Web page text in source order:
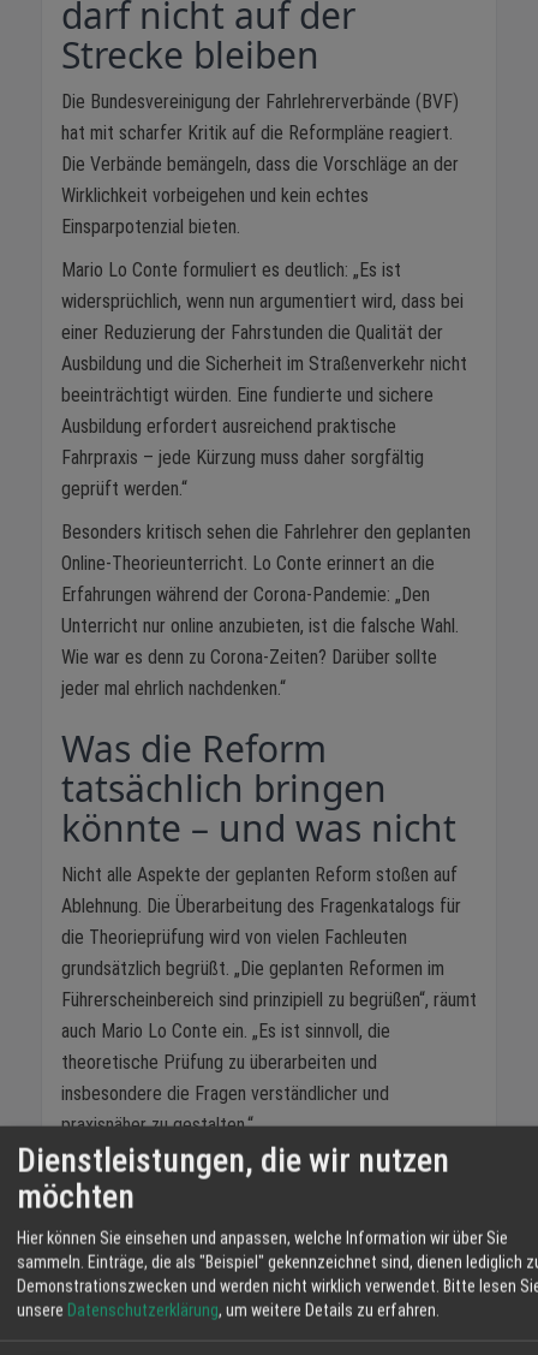
darf nicht auf der
Strecke bleiben
Die Bundesvereinigung der Fahrlehrerverbände (BVF)
hat mit scharfer Kritik auf die Reformpläne reagiert.
Die Verbände bemängeln, dass die Vorschläge an der
Wirklichkeit vorbeigehen und kein echtes
Einsparpotenzial bieten.
Mario Lo Conte formuliert es deutlich: „Es ist
widersprüchlich, wenn nun argumentiert wird, dass bei
einer Reduzierung der Fahrstunden die Qualität der
Ausbildung und die Sicherheit im Straßenverkehr nicht
beeinträchtigt würden. Eine fundierte und sichere
Ausbildung erfordert ausreichend praktische
Fahrpraxis – jede Kürzung muss daher sorgfältig
geprüft werden.“
Besonders kritisch sehen die Fahrlehrer den geplanten
Online-Theorieunterricht. Lo Conte erinnert an die
Erfahrungen während der Corona-Pandemie: „Den
Unterricht nur online anzubieten, ist die falsche Wahl.
Wie war es denn zu Corona-Zeiten? Darüber sollte
jeder mal ehrlich nachdenken.“
Was die Reform
tatsächlich bringen
könnte – und was nicht
Nicht alle Aspekte der geplanten Reform stoßen auf
Ablehnung. Die Überarbeitung des Fragenkatalogs für
die Theorieprüfung wird von vielen Fachleuten
grundsätzlich begrüßt. „Die geplanten Reformen im
Führerscheinbereich sind prinzipiell zu begrüßen“, räumt
auch Mario Lo Conte ein. „Es ist sinnvoll, die
theoretische Prüfung zu überarbeiten und
insbesondere die Fragen verständlicher und
praxisnäher zu gestalten.“
Auch die strenge Fehlergrenze bei der Theorieprüfung
wird hinterfragt: „Derzeit führt bereits eine geringe
Anzahl von Fehlerpunkten dazu, dass Prüflinge
durchfallen. In vielen anderen Weiterbildungen und
Prüfungsformaten gilt eine Bestehensgrenze von etwa
65 bis 70 Prozent. Im Vergleich dazu erscheint die
Dienstleistungen, die wir nutzen
möchten
Hier können Sie einsehen und anpassen, welche Information wir über Sie
sammeln. Einträge, die als "Beispiel" gekennzeichnet sind, dienen lediglich
Demonstrationszwecken und werden nicht wirklich verwendet. Bitte lesen
unsere Datenschutzerklärung, um weitere Details zu erfahren.